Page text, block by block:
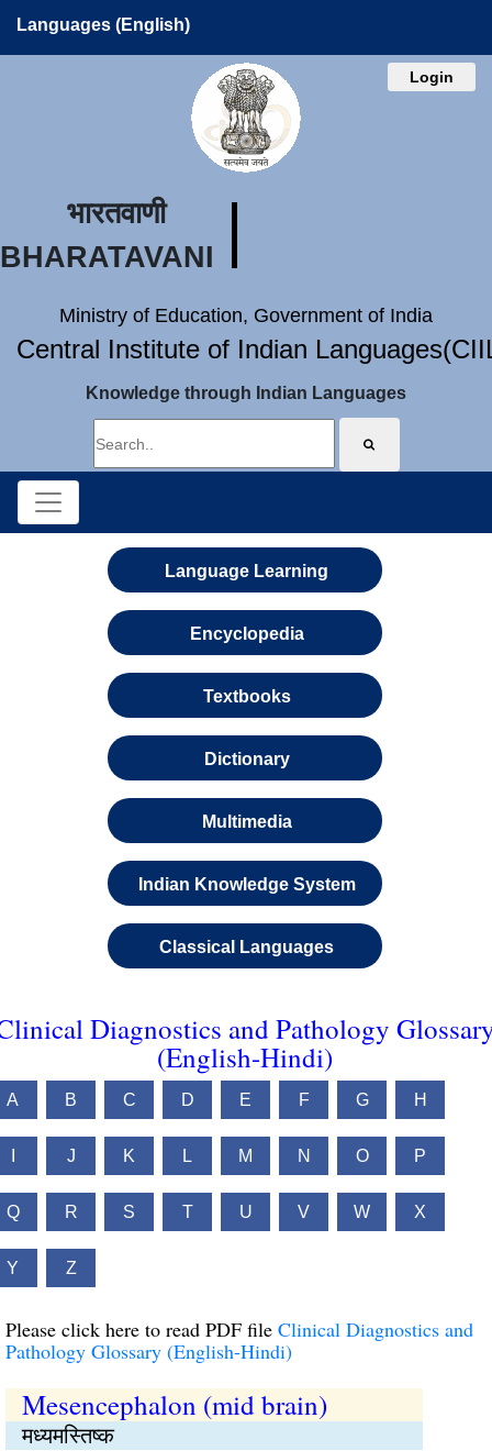
Languages (English)
Login
भारतवाणी
BHARATAVANI
Ministry of Education, Government of India
Central Institute of Indian
Knowledge through Indian Languages
Language Learning
Encyclopedia
Textbooks
Dictionary
Multimedia
Indian Knowledge System
Classical Languages
Diagnostics and Pathology
(English-Hindi)
A B C D E F G H
J K L M N O P
Q R S T U V W X
Y Z
Please click here to read PDF file Clinical Diagnostics and
Pathology Glossary (English-Hindi)
Mesencephalon (mid brain)
मध्यमस्तिष्क